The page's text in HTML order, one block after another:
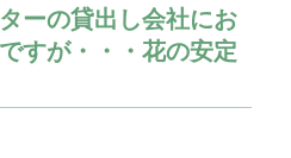
ーの貸出し会社にお
すが・・・花の安定